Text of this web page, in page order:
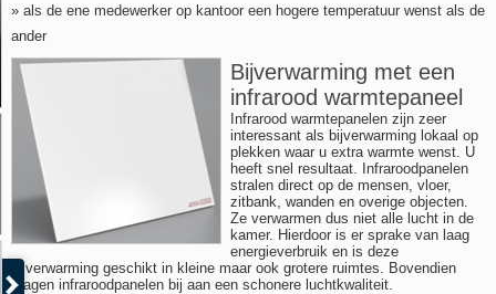
» als de ene medewerker op kantoor een hogere temperatuur wenst als de
ander
Bijverwarming met een
infrarood warmtepaneel
Infrarood warmtepanelen zijn zeer
interessant als bijverwarming lokaal op
plekken waar u extra warmte wenst. U
heeft snel resultaat. Infraroodpanelen
stralen direct op de mensen, vloer,
zitbank, wanden en overige objecten.
Ze verwarmen dus niet alle lucht in de
kamer. Hierdoor is er sprake van laag
energieverbruik en is deze
bijverwarming geschikt in kleine maar ook grotere ruimtes. Bovendien
dragen infraroodpanelen bij aan een schonere luchtkwaliteit.